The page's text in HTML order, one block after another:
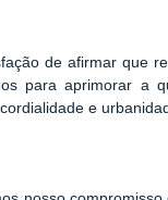
de afirmar que
para aprimorar a
e